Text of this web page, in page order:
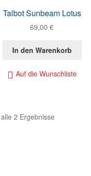
Talbot Sunbeam Lotus
69,00€
In den Warenkorb
Auf die Wunschliste
2 Ergebnisse